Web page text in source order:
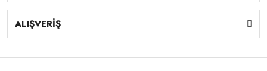
ALIŞVERİŞ